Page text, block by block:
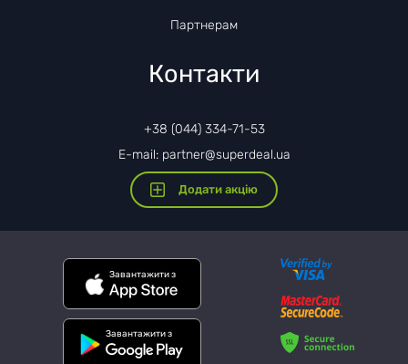
Партнерам
Контакти
+38 (044) 334-71-53
E-mail: partner@superdeal.ua
Додати акцію
Завантажити з
Завантажити з